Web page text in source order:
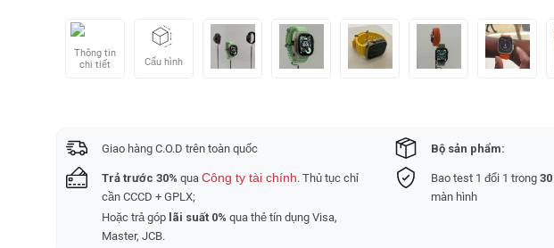
Thông tin
chi tiết
Cấu hình
Giao hàng C.O.D trên toàn quốc Bộ sản phẩm:
Trả trước 30% qua Công ty tài chính. Thủ tục chỉ
cần CCCD + GPLX;
Bao test 1 đổi 1 trong
màn hình
Hoặc trả góp lãi suất 0% qua thẻ tín dụng Visa,
Master, JCB.